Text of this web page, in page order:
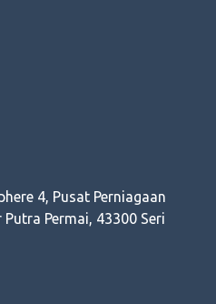
4, Pusat Perniagaan
Permai, 43300 Seri